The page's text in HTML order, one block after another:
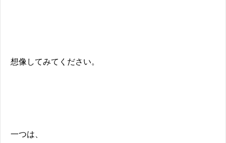
想像してみてください。
一つは、